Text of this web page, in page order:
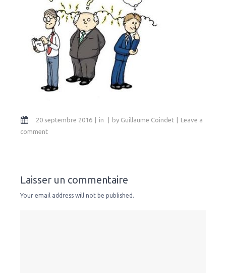
20 septembre 2016 in by Guillaume Coindet
Leave a
comment
Laisser un commentaire
Your email address will not be published.